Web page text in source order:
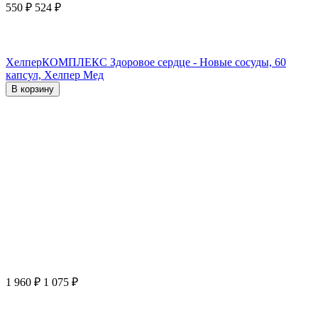
550 ₽ 524 ₽
ХелперКОМПЛЕКС Здоровое сердце - Новые сосуды, 60
капсул, Хелпер Мед
В корзину
1 960 ₽ 1 075 ₽